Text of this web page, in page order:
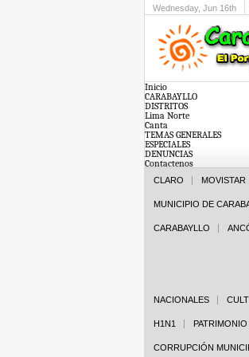
Wednesday, Jun 16th
Inicio
CARABAYLLO
DISTRITOS
Lima Norte
Canta
TEMAS GENERALES
ESPECIALES
DENUNCIAS
Contactenos
CLARO MOVISTAR
MUNICIPIO DE
CARABAYLLO
NACIONALES
H1N1 PATRIMONIO
CORRUPCIÓN